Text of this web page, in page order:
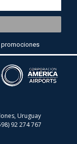
Uruguay
92 274 767